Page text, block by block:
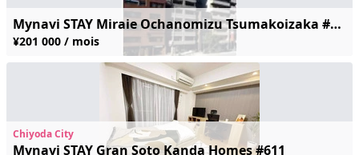
Mynavi STAY Miraie Ochanomizu Tsumakoizaka #502
¥201 000 / mois
Chiyoda City
Mynavi STAY Gran Soto Kanda Homes #611